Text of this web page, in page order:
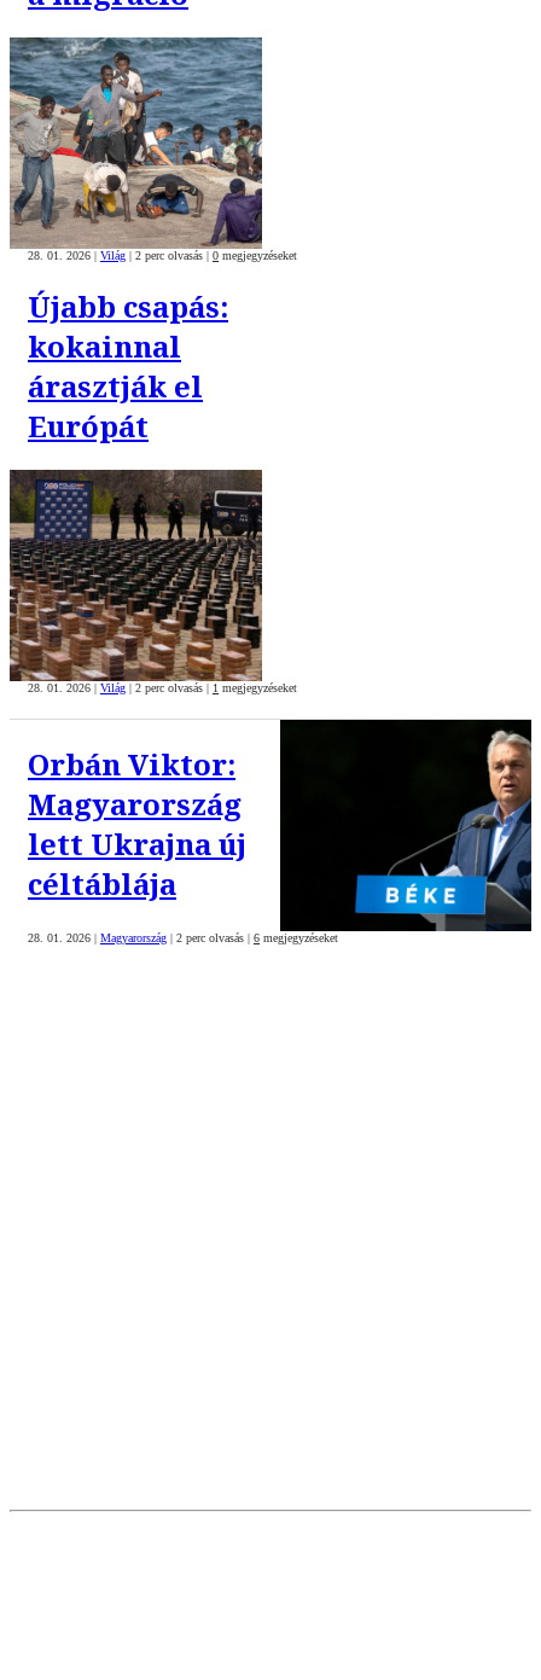
28. 01. 2026 | Világ | 2 perc olvasás | 0 megjegyzéseket
Újabb csapás:
kokainnal
árasztják el
Európát
28. 01. 2026 | Világ | 2 perc olvasás | 1 megjegyzéseket
Orbán Viktor:
Magyarország
lett Ukrajna új
céltáblája
28. 01. 2026 | Magyarország | 2 perc olvasás | 6 megjegyzéseket